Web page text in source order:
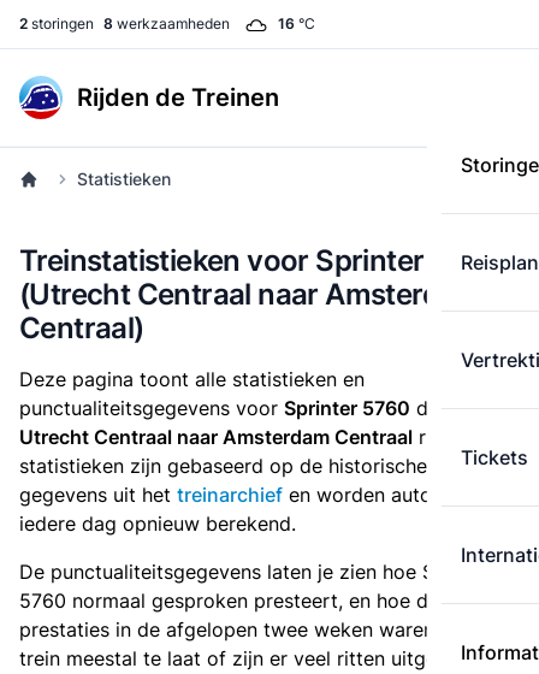
2 storingen 8 werkzaamheden 16 °C
Rijden de Treinen
Tickets
Statistieken
Treinstatistieken voor Sprinter 5760
(Utrecht Centraal naar Amsterdam
Centraal)
Deze pagina toont alle statistieken en
punctualiteitsgegevens voor Sprinter 5760 dievan
Utrecht Centraal naar Amsterdam Centraal rijdt. Deze
statistieken zijn gebaseerd op de historische
gegevens uit het treinarchief en worden automatisch
iedere dag opnieuw berekend.
De punctualiteitsgegevens laten je zien hoe Sprinter
5760 normaal gesproken presteert, en hoe de
prestaties in de afgelopen twee weken waren. Is deze
trein meestal te laat of zijn er veel ritten uitgevallen?